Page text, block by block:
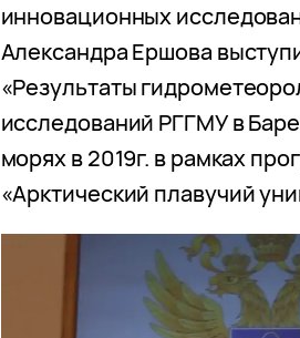
инновационных
Александра Ершова
«Результаты
исследований РГГМУ в
морях в 2019г. в рамках
«Арктический плавучий